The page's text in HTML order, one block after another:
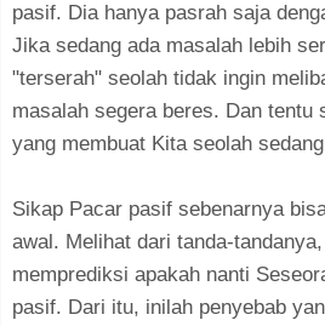
pasif. Dia hanya pasrah saja
Jika sedang ada masalah lebih
"terserah" seolah tidak ingin
masalah segera beres. Dan tentu
yang membuat Kita seolah
Sikap Pacar pasif sebenarnya
awal. Melihat dari tanda-
memprediksi apakah nanti
pasif. Dari itu, inilah penyebab